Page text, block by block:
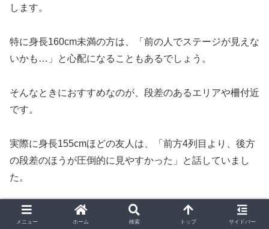
します。
特に身長160cm未満の方は、「前の人でステージが見えな
いかも…」と心配になることもあるでしょう。
そんなときにおすすめなのが、段差のあるエリアや柵付近
です。
実際に身長155cmほどの友人は、「前方4列目より、後方
の段差のほうが圧倒的に見やすかった」と話していまし
た。
前方では背の高い人に囲まれてしまい、ステージがほとん
メニュー ホーム 検索 トップ サイドバー